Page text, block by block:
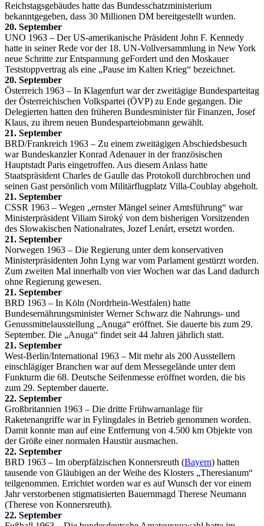
Reichstagsgebäudes hatte das Bundesschatzministerium
bekanntgegeben, dass 30 Millionen DM bereitgestellt wurden.
20. September
UNO 1963 – Der US-amerikanische Präsident John F. Kennedy
hatte in seiner Rede vor der 18. UN-Vollversammlung in New York
neue Schritte zur Entspannung geFordert und den Moskauer
Teststoppvertrag als eine „Pause im Kalten Krieg“ bezeichnet.
20. September
Österreich 1963 – In Klagenfurt war der zweitägige Bundesparteitag
der Österreichischen Volkspartei (ÖVP) zu Ende gegangen. Die
Delegierten hatten den früheren Bundesminister für Finanzen, Josef
Klaus, zu ihrem neuen Bundesparteiobmann gewählt.
21. September
BRD/Frankreich 1963 – Zu einem zweitägigen Abschiedsbesuch
war Bundeskanzler Konrad Adenauer in der französischen
Hauptstadt Paris eingetroffen. Aus diesem Anlass hatte
Staatspräsident Charles de Gaulle das Protokoll durchbrochen und
seinen Gast persönlich vom Militärflugplatz Villa-Coublay abgeholt.
21. September
CSSR 1963 – Wegen „ernster Mängel seiner Amtsführung“ war
Ministerpräsident Viliam Siroký von dem bisherigen Vorsitzenden
des Slowakischen Nationalrates, Jozef Lenárt, ersetzt worden.
21. September
Norwegen 1963 – Die Regierung unter dem konservativen
Ministerpräsidenten John Lyng war vom Parlament gestürzt worden.
Zum zweiten Mal innerhalb von vier Wochen war das Land dadurch
ohne Regierung gewesen.
21. September
BRD 1963 – In Köln (Nordrhein-Westfalen) hatte
Bundesernährungsminister Werner Schwarz die Nahrungs- und
Genussmittelausstellung „Anuga“ eröffnet. Sie dauerte bis zum 29.
September. Die „Anuga“ findet seit 44 Jahren jährlich statt.
21. September
West-Berlin/International 1963 – Mit mehr als 200 Ausstellern
einschlägiger Branchen war auf dem Messegelände unter dem
Funkturm die 68. Deutsche Seifenmesse eröffnet worden, die bis
zum 29. September dauerte.
22. September
Großbritannien 1963 – Die dritte Frühwarnanlage für
Raketenangriffe war in Fylingdales in Betrieb genommen worden.
Damit konnte man auf eine Entfernung von 4.500 km Objekte von
der Größe einer normalen Haustür ausmachen.
22. September
BRD 1963 – Im oberpfälzischen Konnersreuth (Bayern) hatten
tausende von Gläubigen an der Weihe des Klosters „Theresianum“
teilgenommen. Errichtet worden war es auf Wunsch der vor einem
Jahr verstorbenen stigmatisierten Bauernmagd Therese Neumann
(Therese von Konnersreuth).
22. September